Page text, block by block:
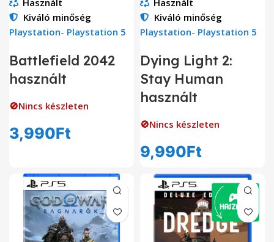
Használt
Kiváló minőség
Playstation- Playstation 5
Battlefield 2042
használt
🚫Nincs készleten
3,990Ft
Használt
Kiváló minőség
Playstation- Playstation 5
Dying Light 2:
Stay Human
használt
🚫Nincs készleten
9,990Ft